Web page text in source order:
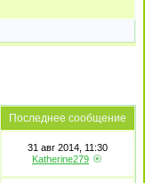
Последнее сообщение
31 авг 2014, 11:30
Katherine279